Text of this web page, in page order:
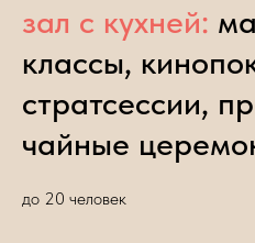
зал с кухней:
классы,
стратсессии,
чайные
до 20 человек